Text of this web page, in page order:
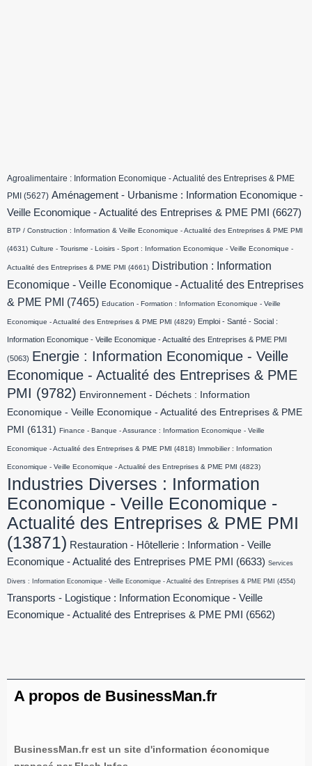
Agroalimentaire : Information Economique - Actualité des Entreprises & PME
PMI (5627) Aménagement - Urbanisme : Information Economique -
Veille Economique - Actualité des Entreprises & PME PMI
(6627)
BTP / Construction : Information & Veille Economique - Actualité des Entreprises & PME PMI
(4631) Culture - Tourisme - Loisirs - Sport : Information Economique - Veille Economique -
Actualité des Entreprises & PME PMI (4661) Distribution : Information
Economique - Veille Economique - Actualité des Entreprises
& PME PMI
(7465) Education - Formation : Information Economique - Veille
Economique - Actualité des Entreprises & PME PMI (4829) Emploi - Santé - Social :
Information Economique - Veille Economique - Actualité des Entreprises & PME PMI
(5063) Energie : Information Economique - Veille
Economique - Actualité des Entreprises & PME
PMI (9782) Environnement - Déchets : Information
Economique - Veille Economique - Actualité des Entreprises & PME
PMI
(6131) Finance - Banque - Assurance : Information Economique - Veille
Economique - Actualité des Entreprises & PME PMI (4818) Immobilier : Information
Economique - Veille Economique - Actualité des Entreprises & PME PMI (4823)
Industries Diverses : Information
Economique - Veille Economique -
Actualité des Entreprises & PME PMI
(13871) Restauration - Hôtellerie : Information - Veille
Economique - Actualité des Entreprises PME PMI
(6633) Services
Divers : Information Economique - Veille Economique - Actualité des Entreprises & PME PMI (4554)
Transports - Logistique : Information Economique - Veille
Economique - Actualité des Entreprises & PME PMI
(6562)
A propos de BusinessMan.fr
BusinessMan.fr est un site d'information économique